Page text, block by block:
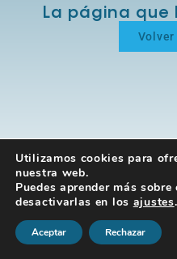
La página que
Volver
Utilizamos cookies para
nuestra web.
Puedes aprender más
desactivarlas en los ajustes.
Aceptar Rechazar